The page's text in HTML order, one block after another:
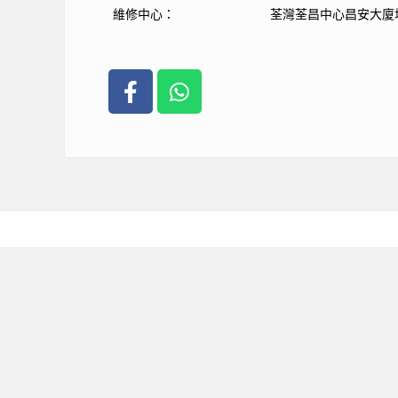
維修中心： 荃灣荃昌中心昌安大廈